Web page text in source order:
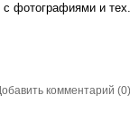
с фотографиями и тех.
комментарий (0)